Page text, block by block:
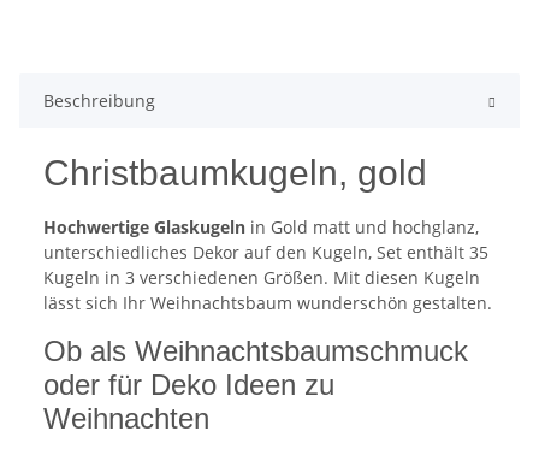
Beschreibung
Christbaumkugeln, gold
Hochwertige Glaskugeln in Gold matt und hochglanz,
unterschiedliches Dekor auf den Kugeln, Set enthält 35
Kugeln in 3 verschiedenen Größen. Mit diesen Kugeln
lässt sich Ihr Weihnachtsbaum wunderschön gestalten.
Ob als Weihnachtsbaumschmuck
oder für Deko Ideen zu
Weihnachten